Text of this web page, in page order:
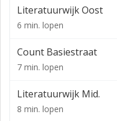
dienstverlening en
INDELING
De ruimte is praktisch
• Ruime werk-/
• Eigen pantry
Literatuurwijk Oost
6 min. lopen
Count Basiestraat
7 min. lopen
Literatuurwijk Mid.
8 min. lopen